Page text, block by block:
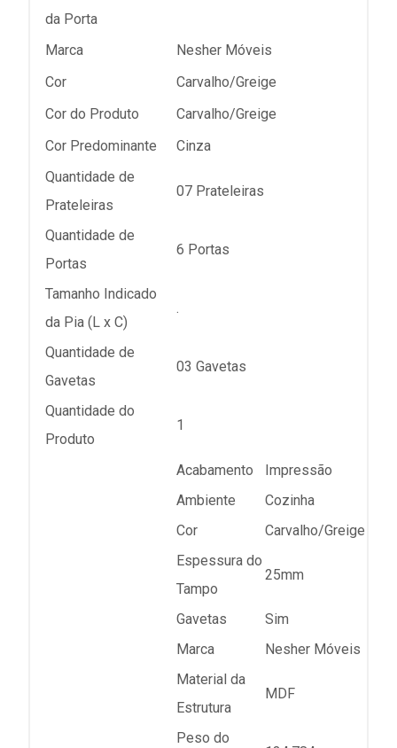
da Porta
Marca
Nesher Móveis
Cor
Carvalho/Greige
Cor do Produto
Carvalho/Greige
Cor Predominante
Cinza
Quantidade de
Prateleiras
07 Prateleiras
Quantidade de
Portas
6 Portas
Tamanho Indicado
da Pia (L x C)
.
Quantidade de
Gavetas
03 Gavetas
Quantidade do
Produto
1
Acabamento
Impressão
Ambiente
Cozinha
Cor
Carvalho/Greige
Espessura do
Tampo
25mm
Gavetas
Sim
Marca
Nesher Móveis
Material da
Estrutura
MDF
Peso do